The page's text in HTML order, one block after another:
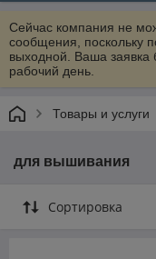
Сейчас компания не
сообщения, поскольку
выходной. Ваша заявка
рабочий день.
Товары и услуги
для вышивания
Сортировка